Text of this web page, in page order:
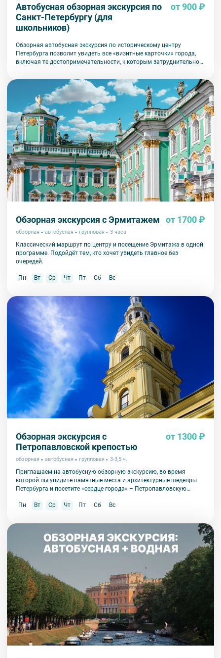
Автобусная обзорная экскурсия по
Санкт-Петербургу (для
школьников)
от 900 ₽
Обзорная автобусная экскурсия по историческому центру
Петербурга позволит увидеть все «визитные карточки» города,
включая те достопримечательности, к которым затруднительно
прогулки.
Обзорная экскурсия с Эрмитажем от 1700 ₽
обзорная автобусная групповая 3 часа
Классический маршрут по центру и посещение Эрмитажа в одной
программе. Подойдёт тем, кто хочет увидеть главное без
очередей.
Пн Вт Ср Чт Пт Сб Вс
Обзорная экскурсия с
Петропавловской крепостью
от 1300 ₽
обзорная автобусная групповая 3-3,5 ч.
Приглашаем на автобусную обзорную экскурсию, во время
которой вы увидите памятные места и архитектурные шедевры
Петербурга и посетите «сердце города» – Петропавловскую
Пн
Вт Ср Чт Пт Сб Вс